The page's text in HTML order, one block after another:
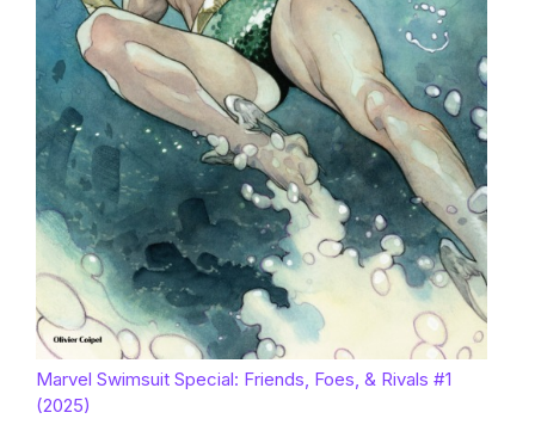
Marvel Swimsuit Special: Friends, Foes, & Rivals #1
(2025)